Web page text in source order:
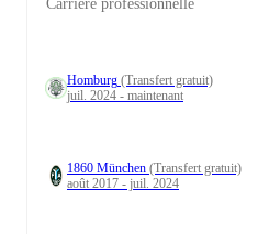
Carrière professionnelle
Homburg (Transfert gratuit)
juil. 2024 - maintenant
1860 München (Transfert gratuit)
août 2017 - juil. 2024